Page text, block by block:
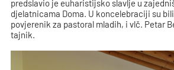
predslavio je euharistijsko slavlje u
djelatnicama Doma. U koncelebraciji su
povjerenik za pastoral mladih, i vlč. Petar
tajnik.